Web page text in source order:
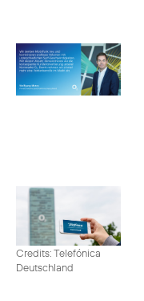
Credits: Telefónica
Deutschland